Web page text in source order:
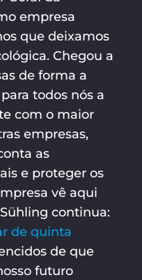
empresa
que deixamos
Chegou a
de forma a
todos nós a
com o maior
empresas,
as
e proteger os
vê aqui
continua:
de quinta
de que
futuro